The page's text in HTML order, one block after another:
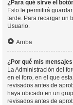
¿Para qué sirve el
Esto le permitirá
tarde. Para recargar un
Usuario.
Arriba
¿Por qué mis
La Administración del
en el foro, en el que
revisados antes de
haya ubicado en un
revisados antes de